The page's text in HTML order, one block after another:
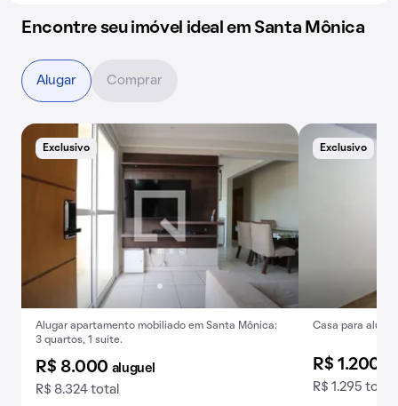
Encontre seu imóvel ideal em Santa Mônica
Exclusivo
Alugar apartamento mobiliado em Santa Mônica:
3 quartos, 1 suíte.
R$ 8.000 aluguel
R$ 8.324 total
Exclusivo
Casa para
R$ 1.200
R$ 1.295 total
Alugar Comprar